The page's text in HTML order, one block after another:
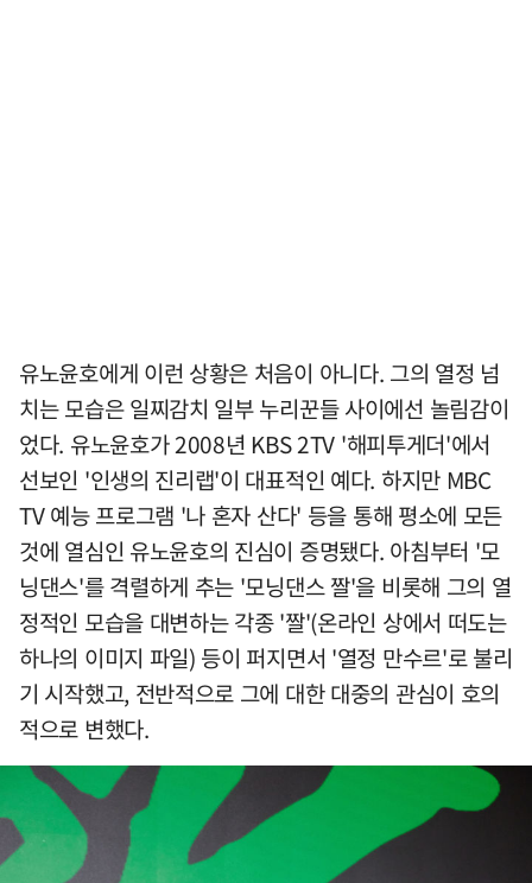
유노윤호에게 이런 상황은 처음이 아니다. 그의 열정 넘
치는 모습은 일찌감치 일부 누리꾼들 사이에선 놀림감이
었다. 유노윤호가 2008년 KBS 2TV '해피투게더'에서
선보인 '인생의 진리랩'이 대표적인 예다. 하지만 MBC
TV 예능 프로그램 '나 혼자 산다' 등을 통해 평소에 모든
것에 열심인 유노윤호의 진심이 증명됐다. 아침부터 '모
닝댄스'를 격렬하게 추는 '모닝댄스 짤'을 비롯해 그의 열
정적인 모습을 대변하는 각종 '짤'(온라인 상에서 떠도는
하나의 이미지 파일) 등이 퍼지면서 '열정 만수르'로 불리
기 시작했고, 전반적으로 그에 대한 대중의 관심이 호의
적으로 변했다.